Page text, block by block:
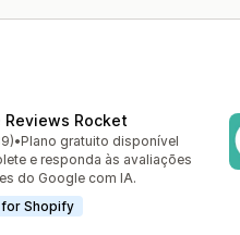
Reviews Rocket
ao todo
•Plano gratuito disponível
e responda às avaliações
do Google com IA.
Shopify